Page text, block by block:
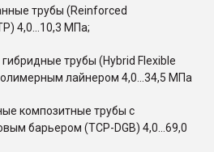
трубы (Reinforced
4,0...10,3 МПа;
трубы (Hybrid Flexible
лайнером 4,0...34,5 МПа
композитные трубы с
барьером (TCP-DGB) 4,0...69,0